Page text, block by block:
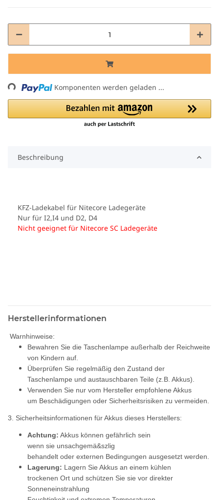
Loading... Komponenten werden geladen ...
Beschreibung
KFZ-Ladekabel für Nitecore Ladegeräte
Nur für I2,I4 und D2, D4
Nicht geeignet für Nitecore SC Ladegeräte
Herstellerinformationen
Warnhinweise:
Bewahren Sie die Taschenlampe außerhalb der Reichweite
von Kindern auf.
Überprüfen Sie regelmäßig den Zustand der
Taschenlampe und austauschbaren Teile (z.B. Akkus).
Verwenden Sie nur vom Hersteller empfohlene Akkus
um Beschädigungen oder Sicherheitsrisiken zu vermeiden.
3. Sicherheitsinformationen für Akkus dieses Herstellers:
Achtung: Akkus können gefährlich sein
wenn sie unsachgemä&szlig
behandelt oder externen Bedingungen ausgesetzt werden.
Lagerung: Lagern Sie Akkus an einem kühlen
trockenen Ort und schützen Sie sie vor direkter
Sonneneinstrahlung